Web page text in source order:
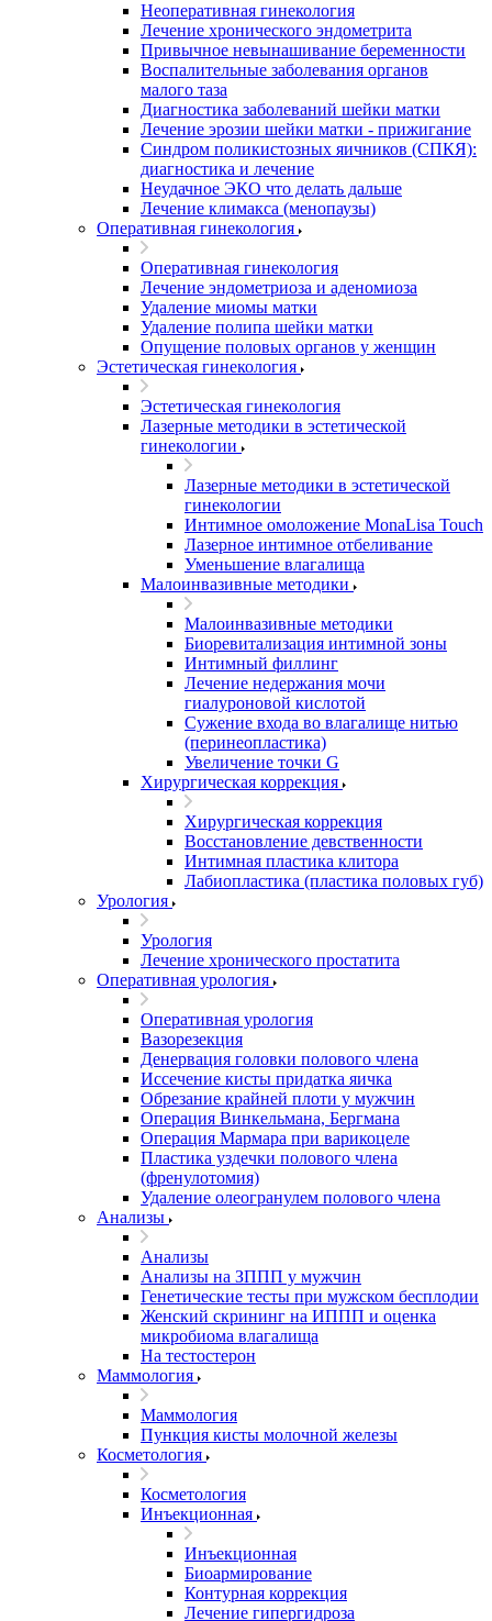
Неоперативная гинекология
Лечение хронического эндометрита
Привычное невынашивание беременности
Воспалительные заболевания органов
малого таза
Диагностика заболеваний шейки матки
Лечение эрозии шейки матки - прижигание
Синдром поликистозных яичников (СПКЯ):
диагностика и лечение
Неудачное ЭКО что делать дальше
Лечение климакса (менопаузы)
Оперативная гинекология
Оперативная гинекология
Лечение эндометриоза и аденомиоза
Удаление миомы матки
Удаление полипа шейки матки
Опущение половых органов у женщин
Эстетическая гинекология
Эстетическая гинекология
Лазерные методики в эстетической
гинекологии
Лазерные методики в эстетической
гинекологии
Интимное омоложение MonaLisa Touch
Лазерное интимное отбеливание
Уменьшение влагалища
Малоинвазивные методики
Малоинвазивные методики
Биоревитализация интимной зоны
Интимный филлинг
Лечение недержания мочи
гиалуроновой кислотой
Сужение входа во влагалище нитью
(перинеопластика)
Увеличение точки G
Хирургическая коррекция
Хирургическая коррекция
Восстановление девственности
Интимная пластика клитора
Лабиопластика (пластика половых губ)
Урология
Урология
Лечение хронического простатита
Оперативная урология
Оперативная урология
Вазорезекция
Денервация головки полового члена
Иссечение кисты придатка яичка
Обрезание крайней плоти у мужчин
Операция Винкельмана, Бергмана
Операция Мармара при варикоцеле
Пластика уздечки полового члена
(френулотомия)
Удаление олеогранулем полового члена
Анализы
Анализы
Анализы на ЗППП у мужчин
Генетические тесты при мужском бесплодии
Женский скрининг на ИППП и оценка
микробиома влагалища
На тестостерон
Маммология
Маммология
Пункция кисты молочной железы
Косметология
Косметология
Инъекционная
Инъекционная
Биоармирование
Контурная коррекция
Лечение гипергидроза